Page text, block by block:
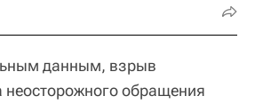
данным, взрыв
обращения